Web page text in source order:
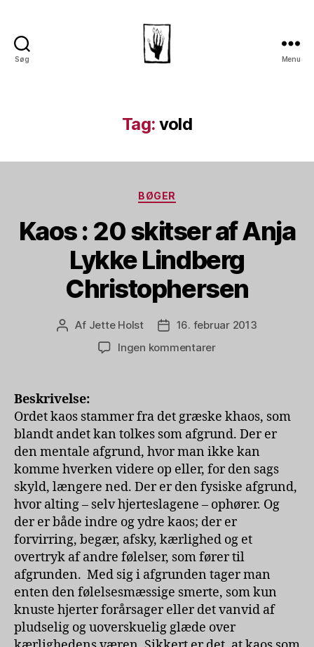
Søg Menu
Tag: vold
Kategorier
BØGER
Kaos : 20 skitser af Anja
Lykke Lindberg
Christophersen
Indlægsforfatter
Af Jette Holst Indlægsdato
16. februar 2013
Ingen kommentarertil
skitser
af
Anja
Lykke
Lindberg
Christophersen
Beskrivelse:
Ordet kaos stammer fra det græske khaos, som
blandt andet kan tolkes som afgrund. Der er
den mentale afgrund, hvor man ikke kan
komme hverken videre op eller, for den sags
skyld, længere ned. Der er den fysiske afgrund,
hvor alting – selv hjerteslagene – ophører. Og
der er både indre og ydre kaos; der er
forvirring, begær, afsky, kærlighed og et
overtryk af andre følelser, som fører til
afgrunden. Med sig i afgrunden tager man
enten den følelsesmæssige smerte, som kun
knuste hjerter forårsager eller det vanvid af
pludselig og uoverskuelig glæde over